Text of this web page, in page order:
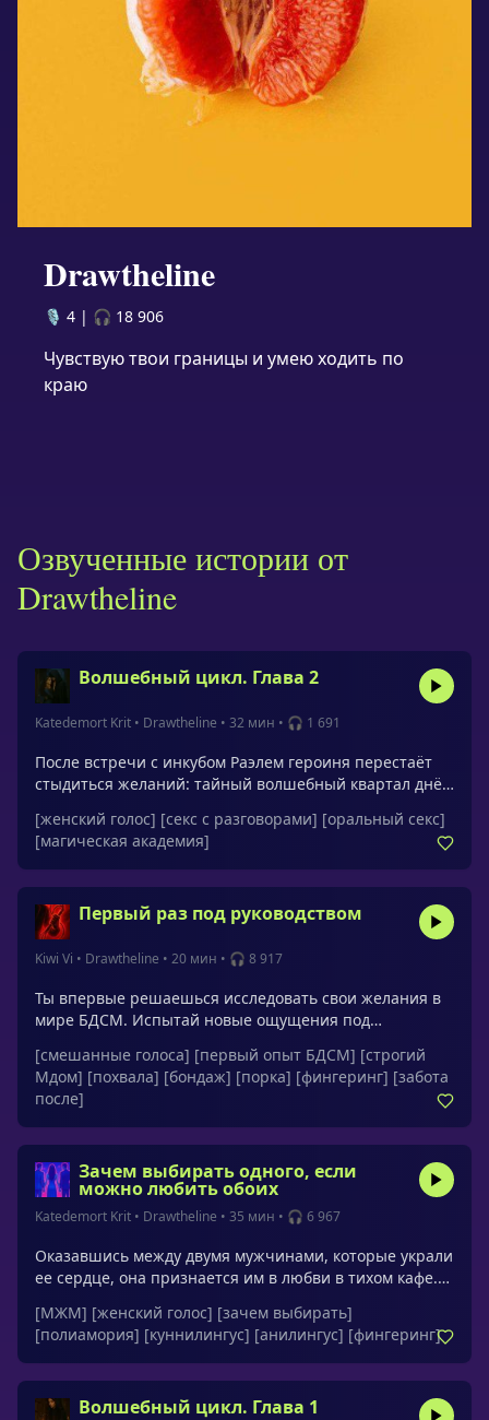
Drawtheline
🎙️ 4 | 🎧 18 906
Чувствую твои границы и умею ходить по
краю
Озвученные истории от
Drawtheline
Волшебный цикл. Глава 2
Katedemort Krit • Drawtheline • 32 мин • 🎧 1 691
После встречи с инкубом Раэлем героиня перестаёт
стыдиться желаний: тайный волшебный квартал днём
пространство прожить фантазию. Она сама задаёт
правила, пробует «что если…» и принимает
удовольствие как часть своей магии — свободно и без
вины.
[женский голос] [секс с разговорами] [оральный секс]
[магическая академия]
Первый раз под руководством
Kiwi Vi • Drawtheline • 20 мин • 🎧 8 917
Ты впервые решаешься исследовать свои желания в
мире БДСМ. Испытай новые ощущения под
малышка, смелая девочка, его девочка, хорошая
девочка, милая храбрая девочкаМужской голос -
Базиль
[смешанные голоса] [первый опыт БДСМ] [строгий
Мдом] [похвала] [бондаж] [порка] [фингеринг] [забота
после]
Зачем выбирать одного, если
можно любить обоих
Katedemort Krit • Drawtheline • 35 мин • 🎧 6 967
Оказавшись между двумя мужчинами, которые украли
ее сердце, она признается им в любви в тихом кафе.
выбирать. В ночном гостиничном номере их общая
страсть раскрывается, доказывая, что любовь может
нарушать все правила.Обращения: хорошие мои,
милые, чудесные мальчики
[МЖМ] [женский голос] [зачем выбирать]
[полиамория] [куннилингус] [анилингус] [фингеринг]
Волшебный цикл. Глава 1